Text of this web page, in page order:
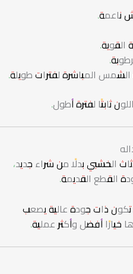
ناعمة.
القوية.
المباشرة لفترات طويلة.
ثابتًا لفترة أطول.
الخشبي بدلًا من شراء جديد،
القطع القديمة.
ذات جودة عالية يصعب
خيارًا أفضل وأكثر عملية.